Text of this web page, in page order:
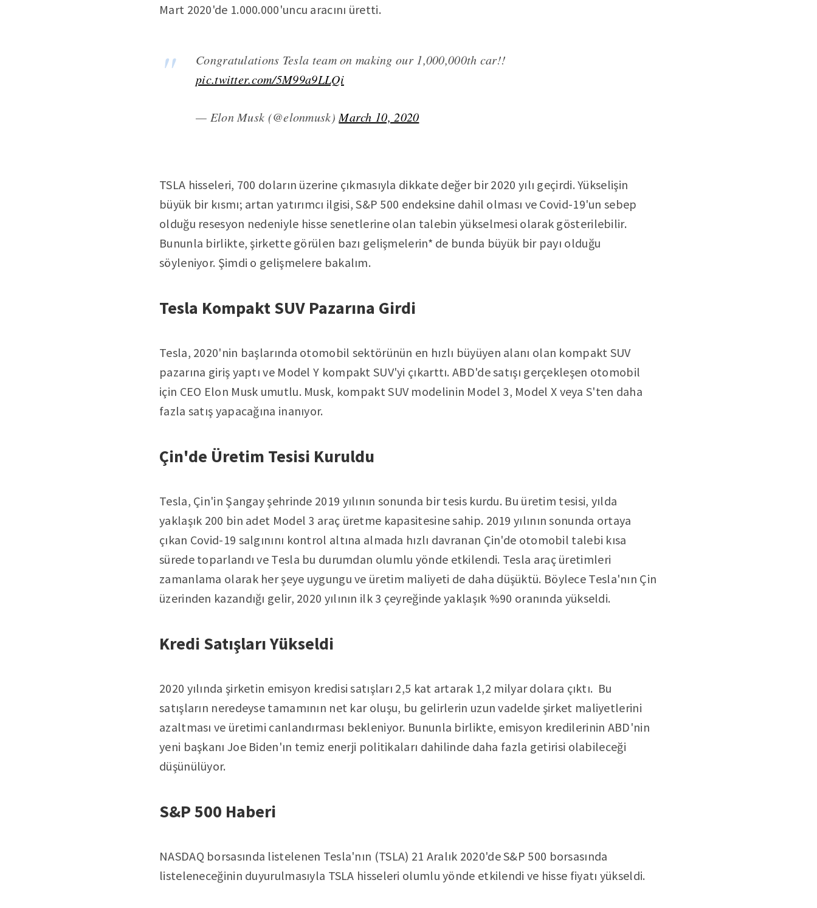
Mart 2020'de 1.000.000'uncu aracını üretti.
Congratulations Tesla team on making our 1,000,000th car!!
pic.twitter.com/5M99a9LLQi
— Elon Musk (@elonmusk)March 10, 2020
TSLA hisseleri, 700 doların üzerine çıkmasıyla dikkate değer bir 2020 yılı geçirdi. Yükselişin
büyük bir kısmı; artan yatırımcı ilgisi, S&P 500 endeksine dahil olması ve Covid-19'un sebep
olduğu resesyon nedeniyle hisse senetlerine olan talebin yükselmesi olarak gösterilebilir.
Bununla birlikte, şirkette görülen bazı gelişmelerin* de bunda büyük bir payı olduğu
söyleniyor. Şimdi o gelişmelere bakalım.
Tesla Kompakt SUV Pazarına Girdi
Tesla, 2020'nin başlarında otomobil sektörünün en hızlı büyüyen alanı olan kompakt SUV
pazarına giriş yaptı ve Model Y kompakt SUV'yi çıkarttı. ABD'de satışı gerçekleşen otomobil
için CEO Elon Musk umutlu. Musk, kompakt SUV modelinin Model 3, Model X veya S'ten daha
fazla satış yapacağına inanıyor.
Çin'de Üretim Tesisi Kuruldu
Tesla, Çin'in Şangay şehrinde 2019 yılının sonunda bir tesis kurdu. Bu üretim tesisi, yılda
yaklaşık 200 bin adet Model 3 araç üretme kapasitesine sahip. 2019 yılının sonunda ortaya
çıkan Covid-19 salgınını kontrol altına almada hızlı davranan Çin'de otomobil talebi kısa
sürede toparlandı ve Tesla bu durumdan olumlu yönde etkilendi. Tesla araç üretimleri
zamanlama olarak her şeye uygungu ve üretim maliyeti de daha düşüktü. Böylece Tesla'nın Çin
üzerinden kazandığı gelir, 2020 yılının ilk 3 çeyreğinde yaklaşık %90 oranında yükseldi.
Kredi Satışları Yükseldi
2020 yılında şirketin emisyon kredisi satışları 2,5 kat artarak 1,2 milyar dolara çıktı. Bu
satışların neredeyse tamamının net kar oluşu, bu gelirlerin uzun vadelde şirket maliyetlerini
azaltması ve üretimi canlandırması bekleniyor. Bununla birlikte, emisyon kredilerinin ABD'nin
yeni başkanı Joe Biden'ın temiz enerji politikaları dahilinde daha fazla getirisi olabileceği
düşünülüyor.
S&P 500 Haberi
NASDAQ borsasında listelenen Tesla'nın (TSLA) 21 Aralık 2020'de S&P 500 borsasında
listeleneceğinin duyurulmasıyla TSLA hisseleri olumlu yönde etkilendi ve hisse fiyatı yükseldi.